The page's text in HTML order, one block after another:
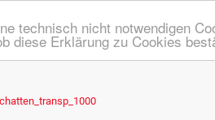
technisch nicht notwendigen
diese Erklärung zu Cookies